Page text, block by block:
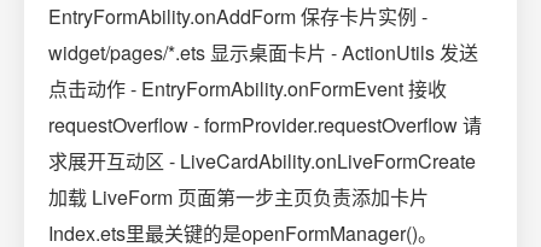
EntryFormAbility.onAddForm 保存卡片实例 -
widget/pages/*.ets 显示桌面卡片 - ActionUtils 发送
点击动作 - EntryFormAbility.onFormEvent 接收
requestOverflow - formProvider.requestOverflow 请
求展开互动区 - LiveCardAbility.onLiveFormCreate
加载 LiveForm 页面第一步主页负责添加卡片
Index.ets里最关键的是openFormManager()。